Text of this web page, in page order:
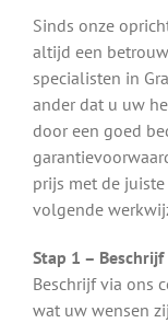
Sinds onze
altijd een
specialisten in
ander dat u uw
door een goed
prijs met de
volgende
Stap 1 –
Beschrijf via ons
wat uw wensen